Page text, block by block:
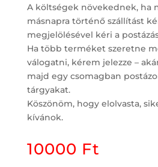
A költségek növekednek, ha
másnapra történő szállítást
megjelölésével kéri a
Ha több terméket szeretne
válogatni, kérem jelezze –
majd egy csomagban
tárgyakat.
Köszönöm, hogy elolvasta,
kívánok.
10000 Ft